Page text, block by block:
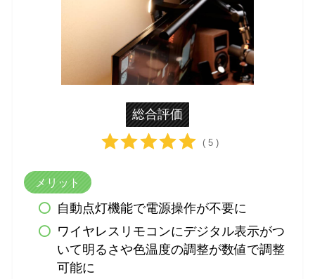
総合評価
( 5 )
メリット
自動点灯機能で電源操作が不要に
ワイヤレスリモコンにデジタル表示がつ
いて明るさや色温度の調整が数値で調整
可能に